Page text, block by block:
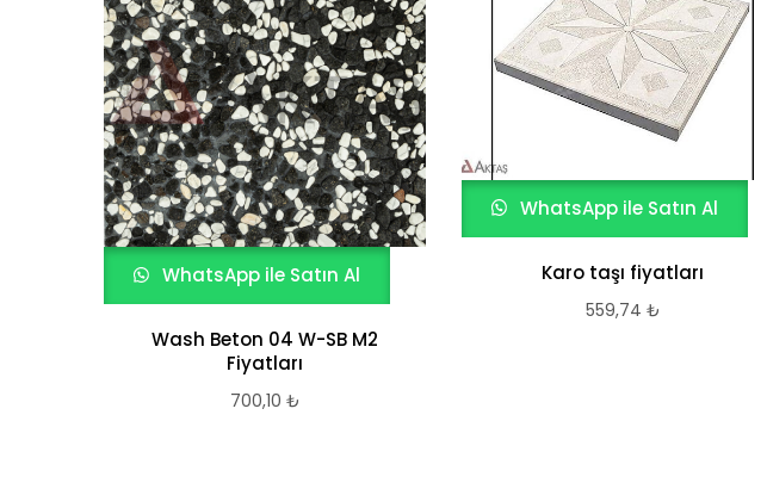
WhatsApp ile Satın Al
Wash Beton 04 W-SB M2
Fiyatları
700,10 ₺
WhatsApp ile Satın Al
Karo taşı fiyatları
559,74 ₺